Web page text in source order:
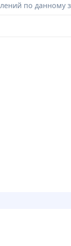
по данному